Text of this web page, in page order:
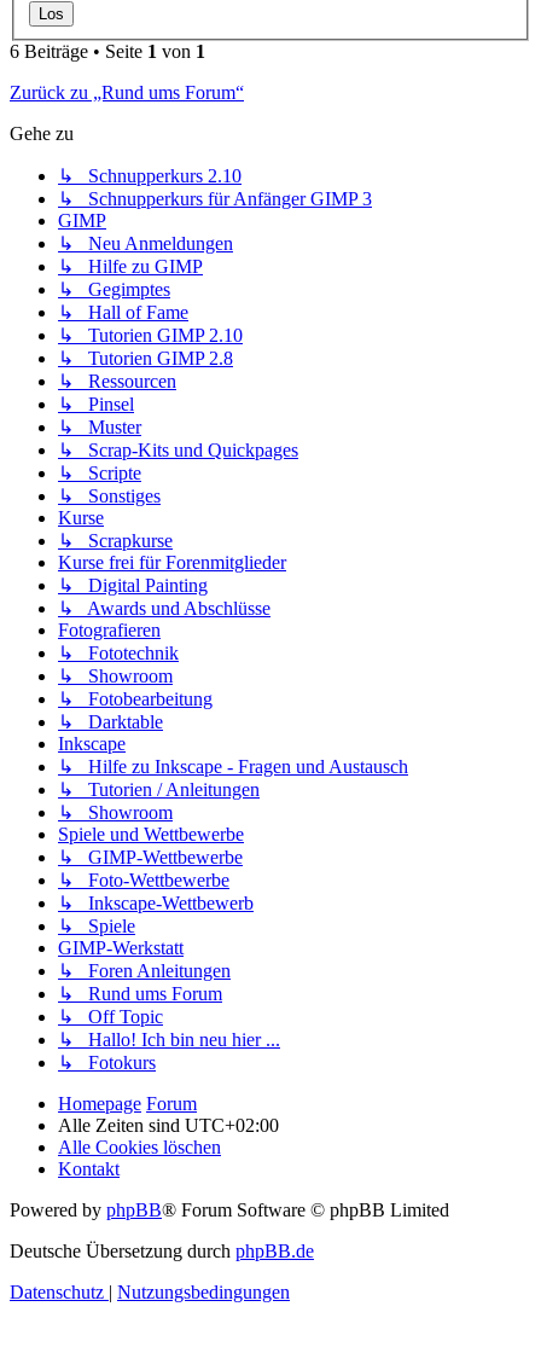
6 Beiträge • Seite 1 von 1
Zurück zu „Rund ums Forum“
Gehe zu
↳ Schnupperkurs 2.10
↳ Schnupperkurs für Anfänger GIMP 3
GIMP
↳ Neu Anmeldungen
↳ Hilfe zu GIMP
↳ Gegimptes
↳ Hall of Fame
↳ Tutorien GIMP 2.10
↳ Tutorien GIMP 2.8
↳ Ressourcen
↳ Pinsel
↳ Muster
↳ Scrap-Kits und Quickpages
↳ Scripte
↳ Sonstiges
Kurse
↳ Scrapkurse
Kurse frei für Forenmitglieder
↳ Digital Painting
↳ Awards und Abschlüsse
Fotografieren
↳ Fototechnik
↳ Showroom
↳ Fotobearbeitung
↳ Darktable
Inkscape
↳ Hilfe zu Inkscape - Fragen und Austausch
↳ Tutorien / Anleitungen
↳ Showroom
Spiele und Wettbewerbe
↳ GIMP-Wettbewerbe
↳ Foto-Wettbewerbe
↳ Inkscape-Wettbewerb
↳ Spiele
GIMP-Werkstatt
↳ Foren Anleitungen
↳ Rund ums Forum
↳ Off Topic
↳ Hallo! Ich bin neu hier ...
↳ Fotokurs
Homepage Forum
Alle Zeiten sind UTC+02:00
Alle Cookies löschen
Kontakt
Powered by phpBB® Forum Software © phpBB Limited
Deutsche Übersetzung durch phpBB.de
Datenschutz | Nutzungsbedingungen